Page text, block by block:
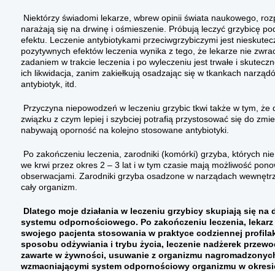
Niektórzy świadomi lekarze, wbrew opinii świata naukowego,
narażają się na drwinę i ośmieszenie. Próbują leczyć grzybicę
efektu. Leczenie antybiotykami przeciwgrzybiczymi jest
pozytywnych efektów leczenia wynika z tego, że lekarze nie
zadaniem w trakcie leczenia i po wyleczeniu jest trwałe i
ich likwidacja, zanim zakiełkują osadzając się w tkankach
antybiotyk, itd.
Przyczyna niepowodzeń w leczeniu grzybic tkwi także w tym,
związku z czym lepiej i szybciej potrafią przystosować się do
nabywają oporność na kolejno stosowane antybiotyki.
Po zakończeniu leczenia, zarodniki (komórki) grzyba, których
we krwi przez okres 2 – 3 lat i w tym czasie mają możliwość
obserwacjami. Zarodniki grzyba osadzone w narządach
cały organizm.
Dlatego moje działania w leczeniu grzybicy skupiają się
systemu odpornościowego. Po zakończeniu leczenia,
swojego pacjenta stosowania w praktyce codziennej
sposobu odżywiania i trybu życia, leczenie nadżerek
zawarte w żywności, usuwanie z organizmu
wzmacniającymi system odpornościowy organizmu w